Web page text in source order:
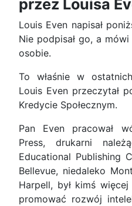
przez Louisa
Louis Even napisał
Nie podpisał go, a
osobie.
To właśnie w
Louis Even przeczytał
Kredycie Społecznym.
Pan Even pracował
Press, drukarni
Educational Publishing
Bellevue, niedaleko
Harpell, był kimś
promować rozwój